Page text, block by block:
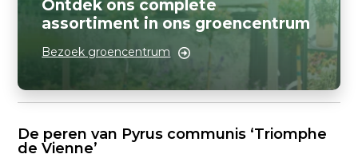
Ontdek ons complete
assortiment in ons groencentrum
Bezoek groencentrum
De peren van Pyrus communis ‘Triomphe
de Vienne’